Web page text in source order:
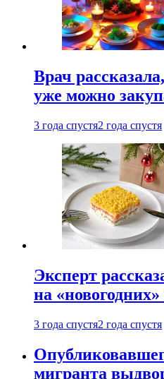
Врач
уже можно
3 года спустя2 года спустя
Эксперт
на
3 года спустя2 года спустя
мигранта